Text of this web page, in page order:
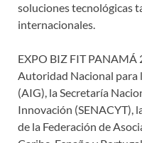
soluciones tecnológicas
internacionales.
EXPO BIZ FIT PANAMÁ
Autoridad Nacional
(AIG), la Secretaría
Innovación (SENACYT),
de la Federación de